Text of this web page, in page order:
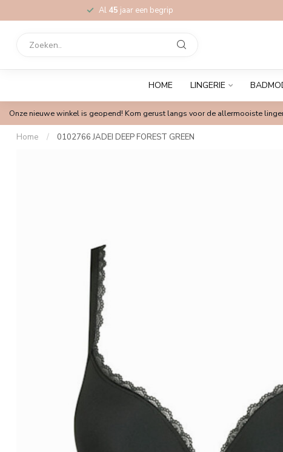
Al 45 jaar een begrip
HOME LINGERIE
Onze nieuwe winkel is geopend! Kom gerust langs voor de allermooiste
Home / 0102766 JADEI DEEP FOREST GREEN